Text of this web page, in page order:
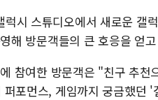
럭시 스튜디오에서 새로운 갤
해 방문객들의 큰 호응을 얻
참여한 방문객은 "친구 추천
퍼포먼스, 게임까지 궁금했던